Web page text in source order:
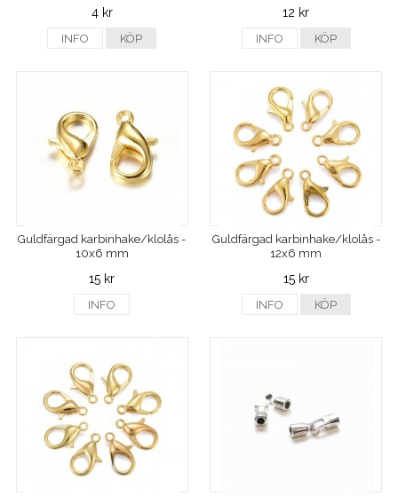
4 kr
INFO KÖP
12 kr
INFO KÖP
Guldfärgad karbinhake/klolås -
10x6 mm
15 kr
INFO
Guldfärgad karbinhake/klolås -
12x6 mm
15 kr
INFO KÖP